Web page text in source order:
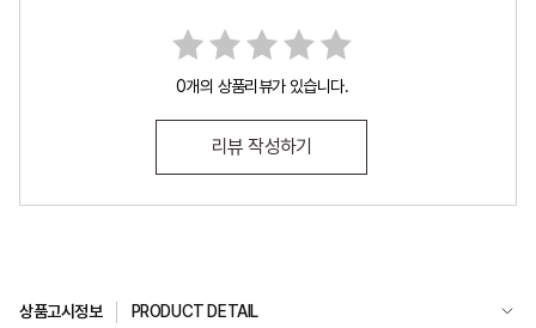
0개의 상품리뷰가 있습니다.
리뷰 작성하기
상품고시정보 PRODUCT DETAIL